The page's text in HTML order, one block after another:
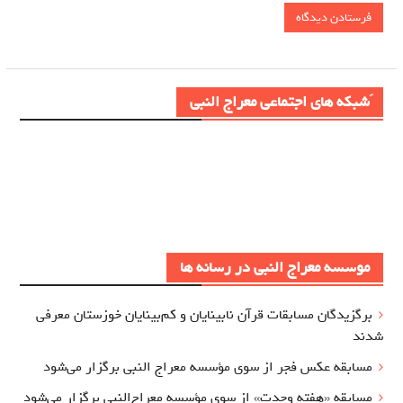
َشبکه های اجتماعی معراج النبی
موسسه معراج النبی در رسانه ها
برگزيدگان مسابقات قرآن نابینایان و کم‌بینایان خوزستان معرفي
شدند
مسابقه عکس فجر از سوی مؤسسه معراج‌ النبی برگزار می‌شود
مسابقه «هفته وحدت» از سوی مؤسسه معراج‌النبی برگزار می‌شود